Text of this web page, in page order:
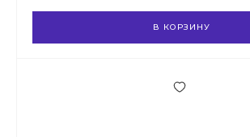
В КОРЗИНУ